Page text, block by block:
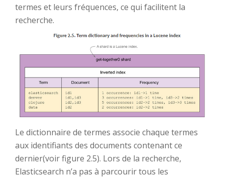
termes et leurs fréquences, ce qui facilitent la
recherche.
Le dictionnaire de termes associe chaque termes
aux identifiants des documents contenant ce
dernier(voir figure 2.5). Lors de la recherche,
Elasticsearch n’a pas à parcourir tous les